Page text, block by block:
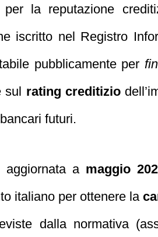
per la reputazione
iscritto nel Registro
pubblicamente per
sul rating creditizio
futuri.
aggiornata a maggio
italiano per ottenere la
dalla normativa